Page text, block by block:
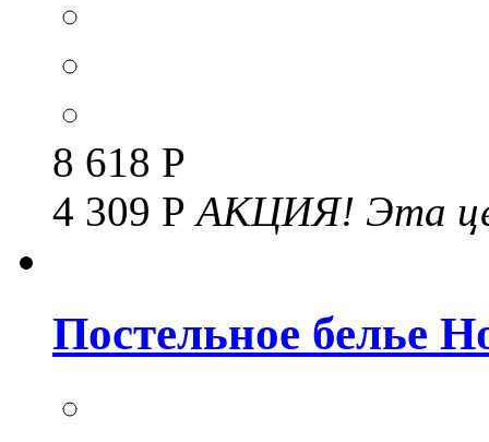
8 618 Р
4 309 РАКЦИЯ! Эта
Постельное белье